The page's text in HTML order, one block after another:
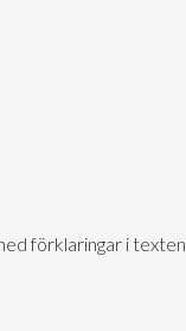
förklaringar i texten